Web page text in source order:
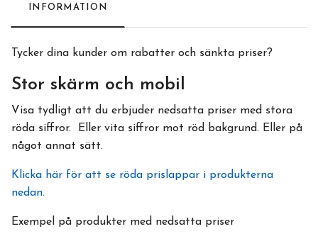
INFORMATION
Tycker dina kunder om rabatter och sänkta priser?
Stor skärm och mobil
Visa tydligt att du erbjuder nedsatta priser med stora
röda siffror. Eller vita siffror mot röd bakgrund. Eller på
något annat sätt.
Klicka här för att se röda prislappar i produkterna
nedan.
Exempel på produkter med nedsatta priser